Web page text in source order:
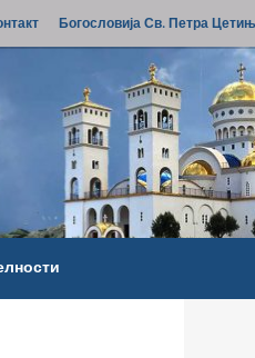
Богословија Св. Петра